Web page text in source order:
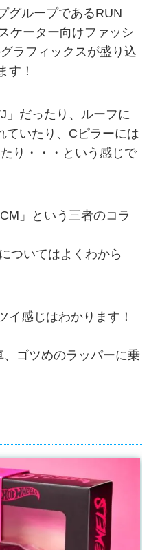
グループであるRUN
ケーター向けファッシ
ラフィックスが盛り込
す！
」だったり、ルーフに
ていたり、Cピラーには
り・・・という感じで
」という三者のコラ
ついてはよくわから
イ感じはわかります！
ゴツめのラッパーに乗